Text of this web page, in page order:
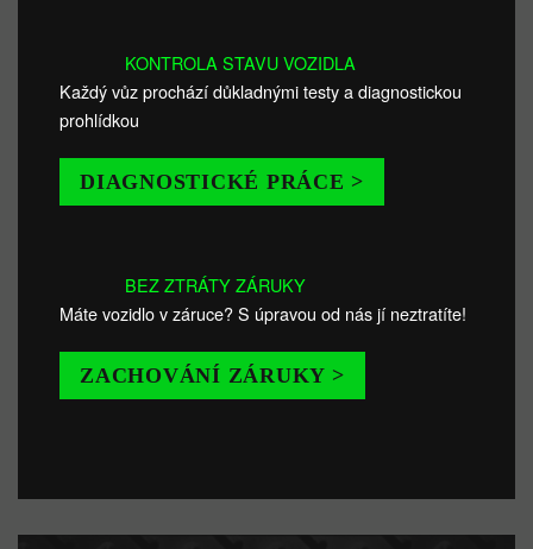
KONTROLA STAVU VOZIDLA
Každý vůz prochází důkladnými testy a diagnostickou
prohlídkou
DIAGNOSTICKÉ PRÁCE >
BEZ ZTRÁTY ZÁRUKY
Máte vozidlo v záruce? S úpravou od nás jí neztratíte!
ZACHOVÁNÍ ZÁRUKY >